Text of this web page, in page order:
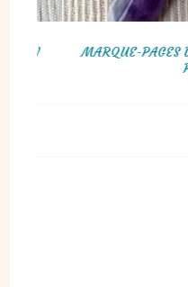
MARQUE-PAGES